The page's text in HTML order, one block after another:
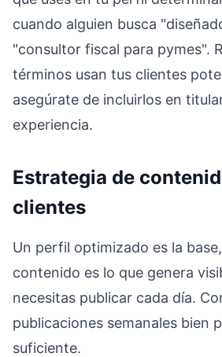
cuando alguien busca
"consultor fiscal para pymes".
términos usan tus clientes
asegúrate de incluirlos en
experiencia.
Estrategia de
clientes
Un perfil optimizado es la
contenido es lo que genera
necesitas publicar cada día.
publicaciones semanales bien
suficiente.